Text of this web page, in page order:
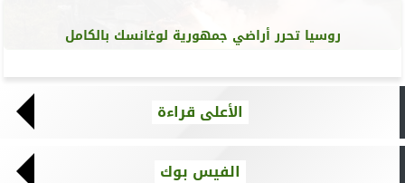
روسيا تحرر أراضي جمهورية لوغانسك بالكامل
الأعلى قراءة
الفيس بوك